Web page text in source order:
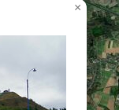
×